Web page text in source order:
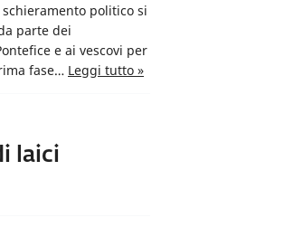
politico si
parte dei
e ai vescovi per
fase… Leggi tutto »
laici